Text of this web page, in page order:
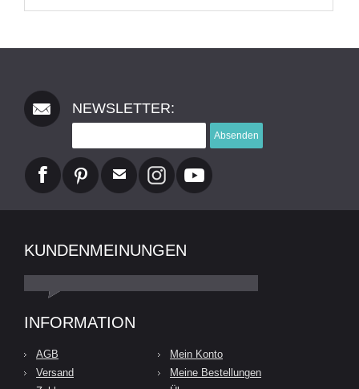
NEWSLETTER:
Absenden
KUNDENMEINUNGEN
INFORMATION
AGB
Versand
Mein Konto
Meine Bestellungen